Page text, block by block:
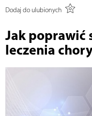
Dodaj do ulubionych
Jak poprawić
leczenia